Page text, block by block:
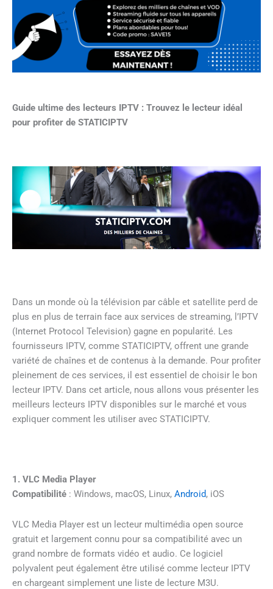
Guide ultime des lecteurs IPTV : Trouvez le lecteur idéal
pour profiter de STATICIPTV
Dans un monde où la télévision par câble et satellite perd de
plus en plus de terrain face aux services de streaming, l’IPTV
(Internet Protocol Television) gagne en popularité. Les
fournisseurs IPTV, comme STATICIPTV, offrent une grande
variété de chaînes et de contenus à la demande. Pour profiter
pleinement de ces services, il est essentiel de choisir le bon
lecteur IPTV. Dans cet article, nous allons vous présenter les
meilleurs lecteurs IPTV disponibles sur le marché et vous
expliquer comment les utiliser avec STATICIPTV.
1. VLC Media Player
Compatibilité : Windows, macOS, Linux, Android, iOS
VLC Media Player est un lecteur multimédia open source
gratuit et largement connu pour sa compatibilité avec un
grand nombre de formats vidéo et audio. Ce logiciel
polyvalent peut également être utilisé comme lecteur IPTV
en chargeant simplement une liste de lecture M3U.